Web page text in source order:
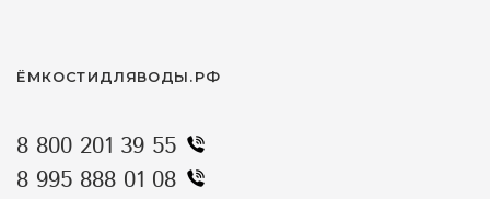
ЁМКОСТИДЛЯВОДЫ.РФ
8 800 201 39 55
8 995 888 01 08